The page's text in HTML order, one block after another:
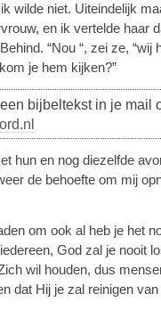
wilde niet. Uiteindelijk
en ik vertelde haar
“Nou “, zei ze, “wij
je hem kijken?”
een bijbeltekst in je mail
hun en nog diezelfde
de behoefte om mij
om ook al heb je het
God zal je nooit
wil houden, dus
dat Hij je zal reinigen